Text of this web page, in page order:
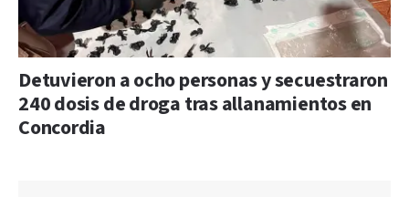
Detuvieron a ocho personas y secuestraron
240 dosis de droga tras allanamientos en
Concordia